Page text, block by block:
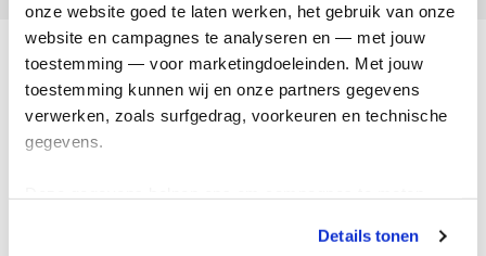
onze website goed te laten werken, het gebruik van onze
website en campagnes te analyseren en — met jouw
toestemming — voor marketingdoeleinden. Met jouw
toestemming kunnen wij en onze partners gegevens
verwerken, zoals surfgedrag, voorkeuren en technische
gegevens.
tonen. Je kunt je toestemming op elk moment wijzigen of
Details tonen
Acties
Actiematerialen
Evenementen